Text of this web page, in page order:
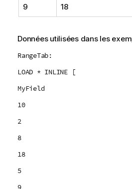
9 18
Données utilisées dans les
RangeTab:
LOAD * INLINE [
MyField
10
2
8
18
5
9